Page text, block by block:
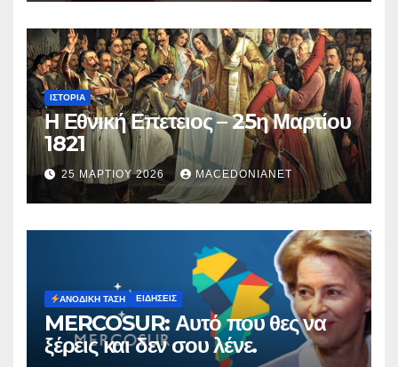
ΙΣΤΟΡΊΑ
Η Εθνική Επετειος – 25η Μαρτίου
1821
25 ΜΑΡΤΊΟΥ 2026 MACEDONIANET
ΑΝΟΔΙΚΉ ΤΆΣΗ ΕΙΔΉΣΕΙΣ
MERCOSUR: Αυτό που θες να
ξέρεις και δεν σου λένε.